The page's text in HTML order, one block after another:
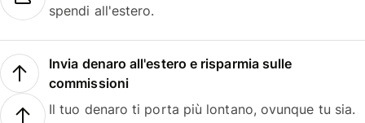
spendi all'estero.
Invia denaro all'estero e risparmia sulle
commissioni
Il tuo denaro ti porta più lontano, ovunque tu sia.